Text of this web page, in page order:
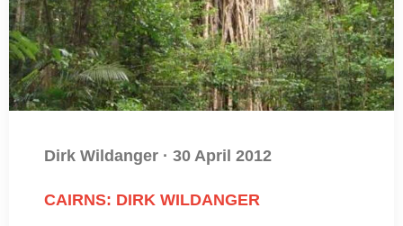
Dirk Wildanger · 30 April 2012
CAIRNS: DIRK WILDANGER